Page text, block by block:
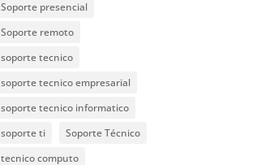
Soporte presencial
Soporte remoto
soporte tecnico
soporte tecnico empresarial
soporte tecnico informatico
soporte ti
Soporte Técnico
tecnico computo